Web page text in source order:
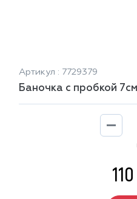
Артикул : 7729379
Баночка с пробкой